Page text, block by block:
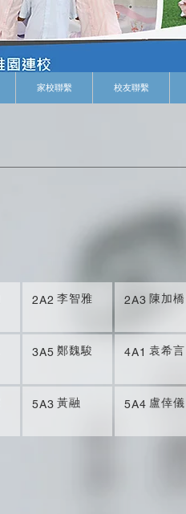
家校聯繫 校友聯繫
2A2 李智雅
3A5 鄭魏駿
5A3 黃融
2A3 陳加橋
4A1 袁希言
5A4 盧倖儀